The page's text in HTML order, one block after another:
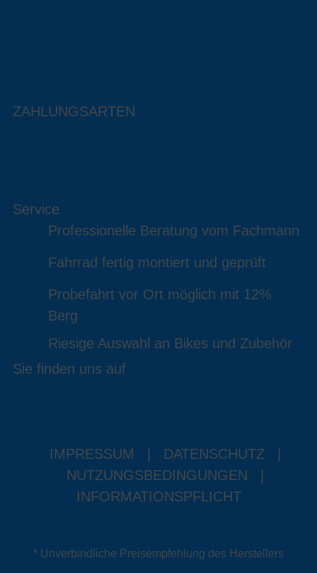
ZAHLUNGSARTEN
Service
Professionelle Beratung vom Fachmann
Fahrrad fertig montiert und geprüft
Probefahrt vor Ort möglich mit 12%
Berg
Riesige Auswahl an Bikes und Zubehör
Sie finden uns auf
IMPRESSUM DATENSCHUTZ
NUTZUNGSBEDINGUNGEN
INFORMATIONSPFLICHT
* Unverbindliche Preisempfehlung des Herstellers